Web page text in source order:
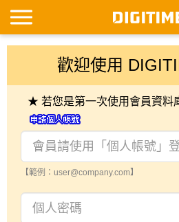
歡迎使用
★ 若您是第一次使用會員資料
【範例：user@company.com】